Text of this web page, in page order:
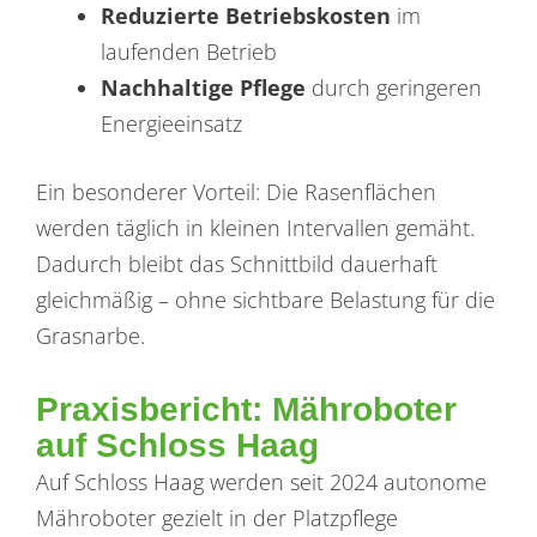
Reduzierte Betriebskosten im
laufenden Betrieb
Nachhaltige Pflege durch geringeren
Energieeinsatz
Ein besonderer Vorteil: Die Rasenflächen
werden täglich in kleinen Intervallen gemäht.
Dadurch bleibt das Schnittbild dauerhaft
gleichmäßig – ohne sichtbare Belastung für die
Grasnarbe.
Praxisbericht: Mähroboter
auf Schloss Haag
Auf Schloss Haag werden seit 2024 autonome
Mähroboter gezielt in der Platzpflege